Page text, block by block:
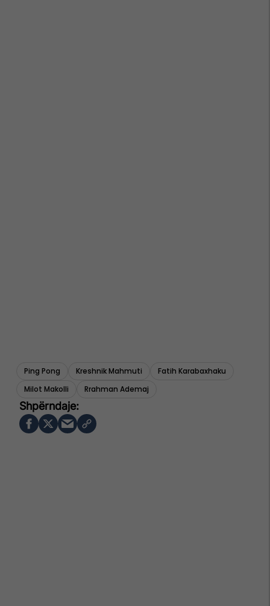
Ping Pong Kreshnik Mahmuti
Fatih Karabaxhaku
Milot Makolli
Rrahman Ademaj